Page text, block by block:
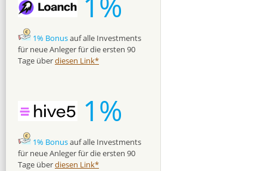
1% Bonusauf alle Investments
für neue Anleger für die ersten 90
Tage überdiesen Link*
1%
1% Bonusauf alle Investments
für neue Anleger für die ersten 90
Tage überdiesen Link*